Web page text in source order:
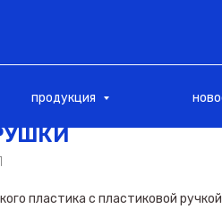
продукция
пластика с пластиковой